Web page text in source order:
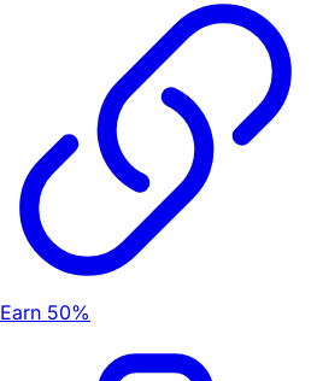
Earn 50%